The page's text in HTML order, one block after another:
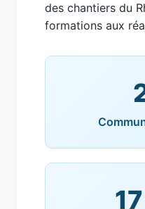
des chantiers du
formations aux